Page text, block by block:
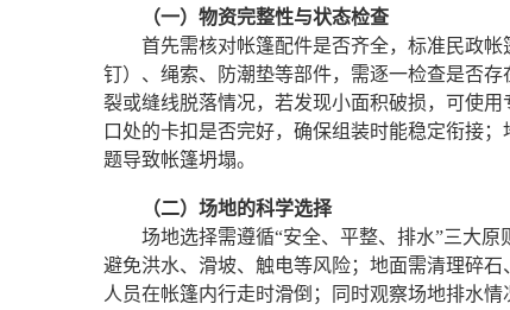
（一）物资完整性与状态检查
首先需核对帐篷配件是否齐全，标准民政
钉）、绳索、防潮垫等部件，需逐一检查是否
裂或缝线脱落情况，若发现小面积破损，可使
口处的卡扣是否完好，确保组装时能稳定衔接
题导致帐篷坍塌。
（二）场地的科学选择
场地选择需遵循“安全、平整、排水”三大
避免洪水、滑坡、触电等风险；地面需清理碎
人员在帐篷内行走时滑倒；同时观察场地排水